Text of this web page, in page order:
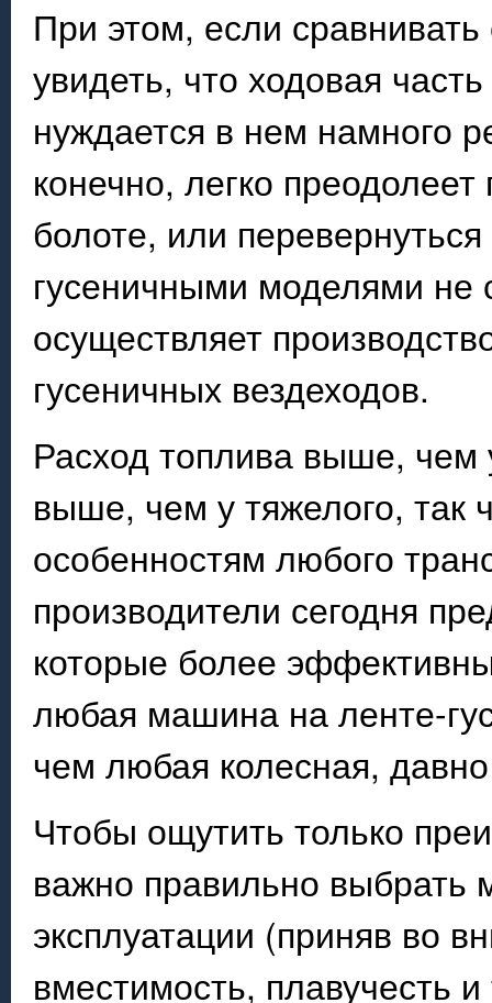
При этом, если
увидеть, что ходовая
нуждается в нем намного
конечно, легко
болоте, или
гусеничными моделями не
осуществляет
гусеничных вездеходов.
Расход топлива выше, чем
выше, чем у тяжелого, так
особенностям любого
производители сегодня
которые более
любая машина на ленте-
чем любая колесная,
Чтобы ощутить только
важно правильно выбрать
эксплуатации (приняв во
вместимость, плавучесть